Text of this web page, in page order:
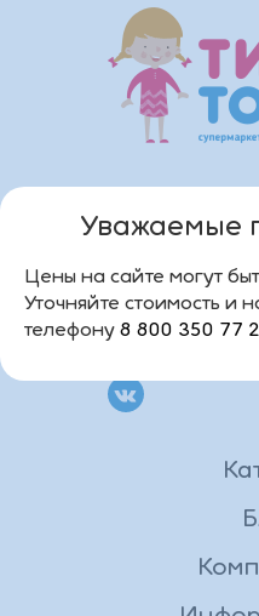
центр "ТИКИ
Уважаемые
Цены на сайте могут
Уточняйте стоимость и
телефону 8 800 350 77